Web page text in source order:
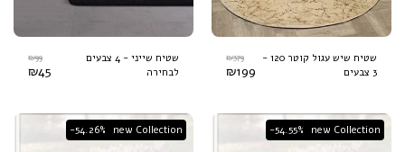
שטיח שיש עגול קוטר 120 -
3 צבעים
₪379
₪199
שטיח שייני - 4 צבעים
לבחירה
₪99
₪45
new Collection
-54.55%
new Collection
-54.26%